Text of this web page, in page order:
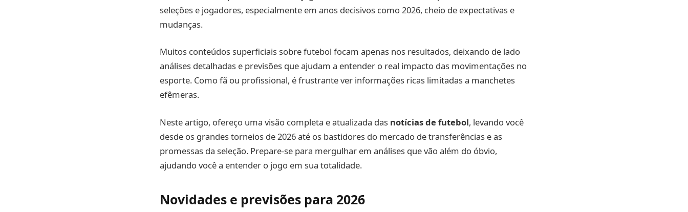
seleções e jogadores, especialmente em anos decisivos como 2026, cheio de expectativas e
mudanças.
Muitos conteúdos superficiais sobre futebol focam apenas nos resultados, deixando de lado
análises detalhadas e previsões que ajudam a entender o real impacto das movimentações no
esporte. Como fã ou profissional, é frustrante ver informações ricas limitadas a manchetes
efêmeras.
Neste artigo, ofereço uma visão completa e atualizada das notícias de futebol, levando você
desde os grandes torneios de 2026 até os bastidores do mercado de transferências e as
promessas da seleção. Prepare-se para mergulhar em análises que vão além do óbvio,
ajudando você a entender o jogo em sua totalidade.
Novidades e previsões para 2026